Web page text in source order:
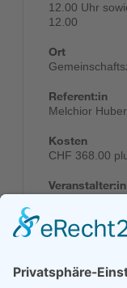
12.00 Uhr
12.00
Ort
Referent:in
Melchior Huber
Kosten
CHF 368.00
Veranstalter:in
Anmelden